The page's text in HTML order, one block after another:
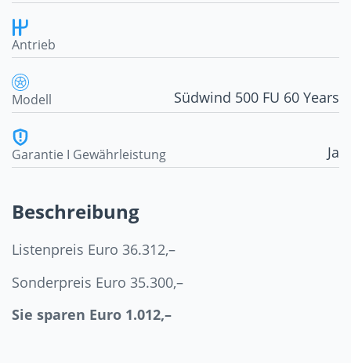
Antrieb
Modell Südwind 500 FU 60 Years
Garantie I Gewährleistung Ja
Beschreibung
Listenpreis Euro 36.312,–
Sonderpreis Euro 35.300,–
Sie sparen Euro 1.012,–